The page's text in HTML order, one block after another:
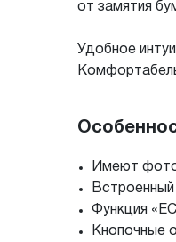
от замятия
Удобное
Имеют
Функция
Кнопочные